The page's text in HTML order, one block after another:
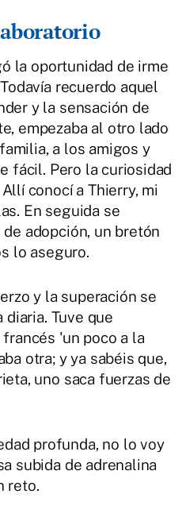
la oportunidad de irme
recuerdo aquel
y la sensación de
empezaba al otro lado
a los amigos y
fácil. Pero la curiosidad
conocí a Thierry, mi
En seguida se
adopción, un bretón
lo aseguro.
y la superación se
Tuve que
'un poco a la
otra; y ya sabéis que,
uno saca fuerzas de
profunda, no lo voy
subida de adrenalina
reto.